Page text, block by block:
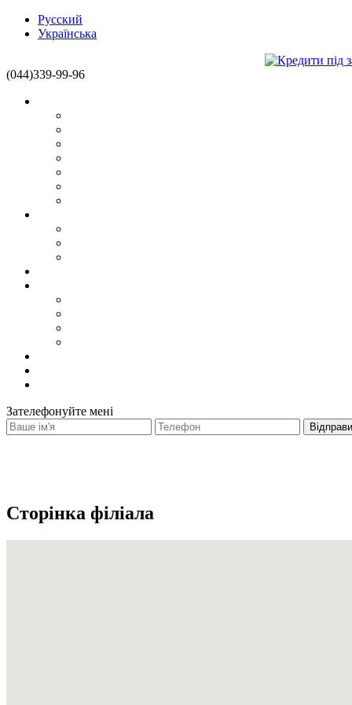
Русский
Українська
(044)339-99-96
Зателефонуйте мені
Сторінка філіала